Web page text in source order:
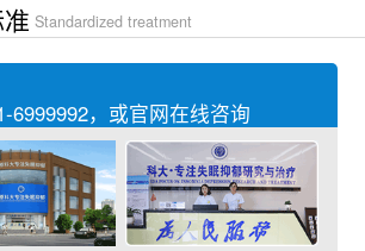
Standardized treatment
6999992，或官网在线咨询